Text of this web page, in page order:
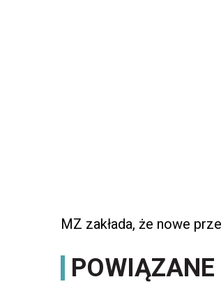
MZ zakłada, że nowe
POWIĄZANE